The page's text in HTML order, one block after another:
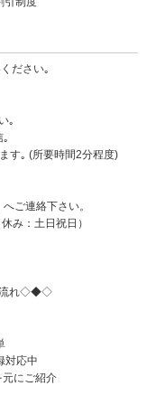
ださい｡
｡
す｡ (所要時間2分程度)
ご連絡下さい。
み：土日祝日）
流れ◇◆◇
対応中
にご紹介